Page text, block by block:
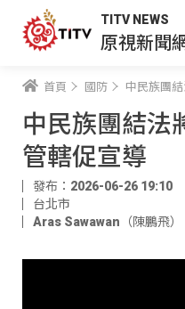
TITV NEWS
原視新聞
首頁 國防 中民族團
中民族團結法
管轄促宣導
發布：2026-06-26 19:10
台北市
Aras Sawawan（陳鵬飛）